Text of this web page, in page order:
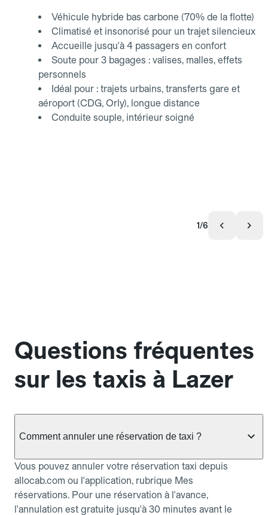
Véhicule hybride bas carbone (70% de la flotte)
Climatisé et insonorisé pour un trajet silencieux
Accueille jusqu'à 4 passagers en confort
Soute pour 3 bagages : valises, malles, effets
personnels
Idéal pour : trajets urbains, transferts gare et
aéroport (CDG, Orly), longue distance
Conduite souple, intérieur soigné
1/6
Questions fréquentes
sur les taxis à Lazer
Comment annuler une réservation de taxi ?
Vous pouvez annuler votre réservation taxi depuis
allocab.com ou l'application, rubrique Mes
réservations. Pour une réservation à l'avance,
l'annulation est gratuite jusqu'à 30 minutes avant le